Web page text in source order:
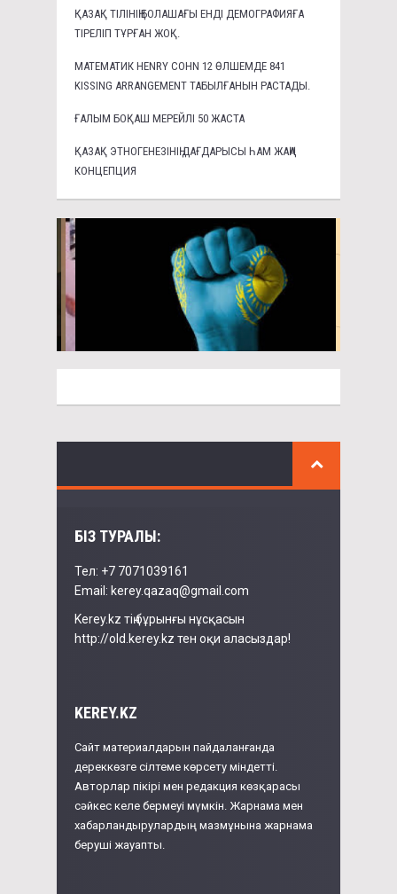
ҚАЗАҚ ТІЛІНІҢ БОЛАШАҒЫ ЕНДІ ДЕМОГРАФИЯҒА
ТІРЕЛІП ТҰРҒАН ЖОҚ.
МАТЕМАТИК HENRY COHN 12 ӨЛШЕМДЕ 841
KISSING ARRANGEMENT ТАБЫЛҒАНЫН РАСТАДЫ.
ҒАЛЫМ БОҚАШ МЕРЕЙЛІ 50 ЖАСТА
ҚАЗАҚ ЭТНОГЕНЕЗІНІҢ ДАҒДАРЫСЫ ҺАМ ЖАҢА
КОНЦЕПЦИЯ
Құтылайық індеттен! Шықпа сыртқа
БІЗ ТУРАЛЫ:
Тел: +7 7071039161
Email: kerey.qazaq@gmail.com
Kerey.kz тің бұрынғы нұсқасын
http://old.kerey.kz тен оқи аласыздар!
KEREY.KZ
Сайт материалдарын пайдаланғанда
дереккөзге сілтеме көрсету міндетті.
Авторлар пікірі мен редакция көзқарасы
сәйкес келе бермеуі мүмкін. Жарнама мен
хабарландырулардың мазмұнына жарнама
беруші жауапты.